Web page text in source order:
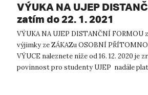
VÝUKA NA UJEP
zatím do 22. 1. 2021
VÝUKA NA UJEP DISTANČNÍ FORMOU
výjimky ze ZÁKAZu OSOBNÍ
VÝUCE naleznete níže od 16. 12. 2020 je
povinnost pro studenty UJEP nadále